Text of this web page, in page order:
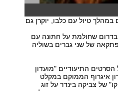
טיול עם כלבו, יוקרן גם
בדרום שחולמת על חתונה עם
של שני גברים בשוליה
התיעודיים "מועדון
איגרוף הממוקם במקלט
של צביקה בינדר על זוג